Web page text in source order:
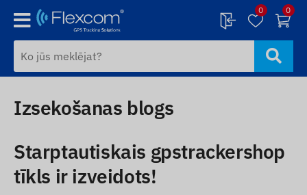
0 0
Izsekošanas blogs
Starptautiskais gpstrackershop
tīkls ir izveidots!